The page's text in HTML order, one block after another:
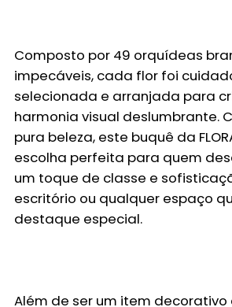
Composto por 49 orquídeas
impecáveis, cada flor foi
selecionada e arranjada para
harmonia visual deslumbrante.
pura beleza, este buquê da
escolha perfeita para quem
um toque de classe e
escritório ou qualquer espaço
destaque especial.
Além de ser um item decorativo